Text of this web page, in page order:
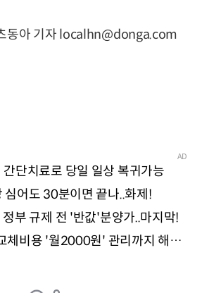
동아 기자 localhn@donga.com